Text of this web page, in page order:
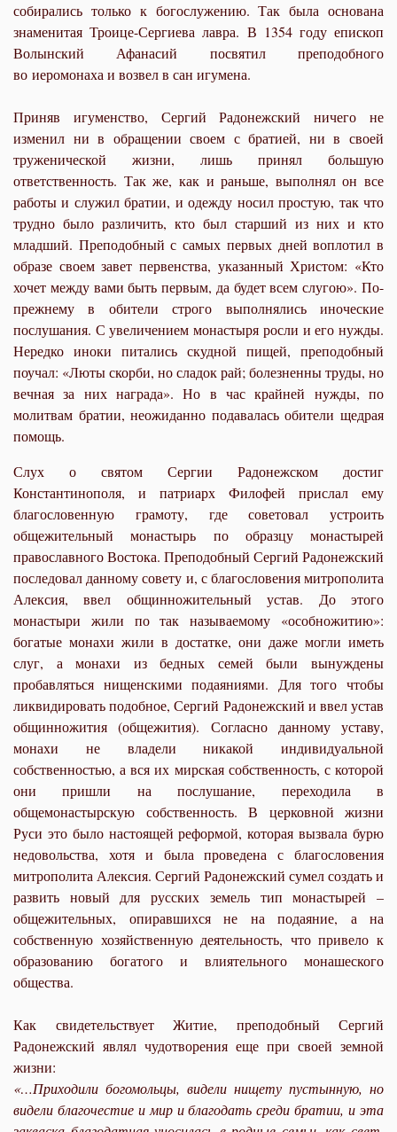
собирались только к богослужению. Так была основана
знаменитая Троице-Сергиева лавра. В 1354 году епископ
Волынский Афанасий посвятил преподобного
во иеромонаха и возвел в сан игумена.
Приняв игуменство, Сергий Радонежский ничего не
изменил ни в обращении своем с братией, ни в своей
труженической жизни, лишь принял большую
ответственность. Так же, как и раньше, выполнял он все
работы и служил братии, и одежду носил простую, так что
трудно было различить, кто был старший из них и кто
младший. Преподобный с самых первых дней воплотил в
образе своем завет первенства, указанный Христом: «Кто
хочет между вами быть первым, да будет всем слугою». По-
прежнему в обители строго выполнялись иноческие
послушания. С увеличением монастыря росли и его нужды.
Нередко иноки питались скудной пищей, преподобный
поучал: «Люты скорби, но сладок рай; болезненны труды, но
вечная за них награда». Но в час крайней нужды, по
молитвам братии, неожиданно подавалась обители щедрая
помощь.
Слух о святом Сергии Радонежском достиг
Константинополя, и патриарх Филофей прислал ему
благословенную грамоту, где советовал устроить
общежительный монастырь по образцу монастырей
православного Востока. Преподобный Сергий Радонежский
последовал данному совету и, с благословения митрополита
Алексия, ввел общинножительный устав. До этого
монастыри жили по так называемому «особножитию»:
богатые монахи жили в достатке, они даже могли иметь
слуг, а монахи из бедных семей были вынуждены
пробавляться нищенскими подаяниями. Для того чтобы
ликвидировать подобное, Сергий Радонежский и ввел устав
общинножития (общежития). Согласно данному уставу,
монахи не владели никакой индивидуальной
собственностью, а вся их мирская собственность, с которой
они пришли на послушание, переходила в
общемонастырскую собственность. В церковной жизни
Руси это было настоящей реформой, которая вызвала бурю
недовольства, хотя и была проведена с благословения
митрополита Алексия. Сергий Радонежский сумел создать и
развить новый для русских земель тип монастырей –
общежительных, опиравшихся не на подаяние, а на
собственную хозяйственную деятельность, что привело к
образованию богатого и влиятельного монашеского
общества.
Как свидетельствует Житие, преподобный Сергий
Радонежский являл чудотворения еще при своей земной
жизни:
«…Приходили богомольцы, видели нищету пустынную, но
видели благочестие и мир и благодать среди братии, и эта